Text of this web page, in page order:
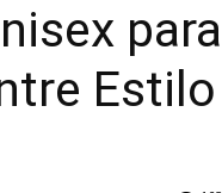
para
Estilo